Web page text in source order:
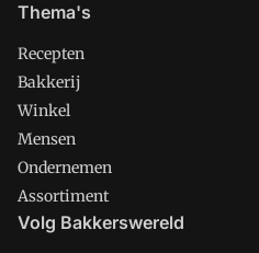
Thema's
Recepten
Bakkerij
Winkel
Mensen
Ondernemen
Assortiment
Volg Bakkerswereld